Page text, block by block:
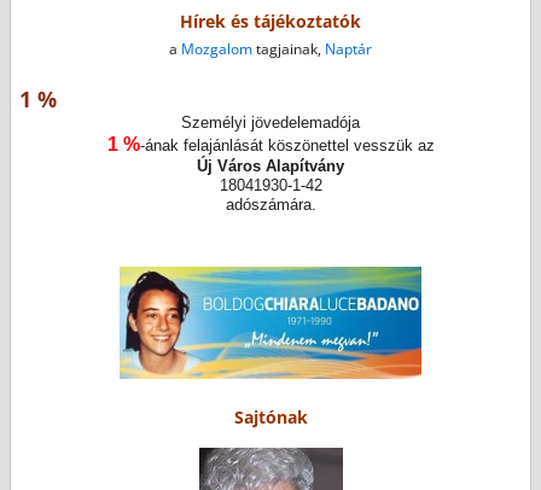
Hírek és tájékoztatók
a Mozgalomtagjainak, Naptár
1 %
Személyi jövedelemadója
1 %-ának felajánlását köszönettel vesszük az
Új Város Alapítvány
18041930-1-42
adószámára.
Sajtónak